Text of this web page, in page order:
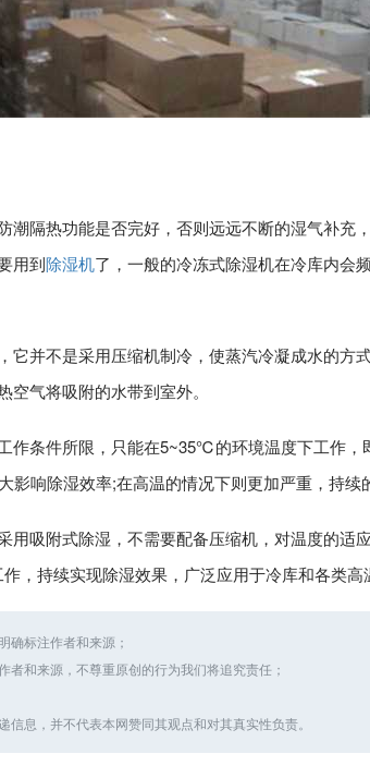
潮隔热功能是否完好，否则远远不断的湿气补充
用到除湿机了，一般的冷冻式除湿机在冷库内会
它并不是采用压缩机制冷，使蒸汽冷凝成水的方
气将吸附的水带到室外。
作条件所限，只能在5~35℃的环境温度下工作，
响除湿效率;在高温的情况下则更加严重，持续
用吸附式除湿，不需要配备压缩机，对温度的适
持续实现除湿效果，广泛应用于冷库和各类高
确标注作者和来源；
和来源，不尊重原创的行为我们将追究责任；
息，并不代表本网赞同其观点和对其真实性负责。